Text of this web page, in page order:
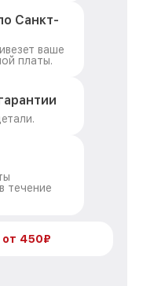
Санкт-
ваше
платы.
течение
от 450₽